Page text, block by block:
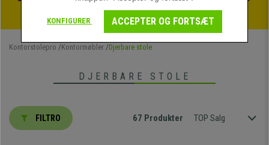
rabatter i en begrænset periode - Se tilbuddet
Kontorstolepro Kontormøbler Djerbare stole
DJERBARE STOLE
FILTRO 67 Produkter TOP Salg
KONFIGURER ACCEPTER OG FORTSÆT